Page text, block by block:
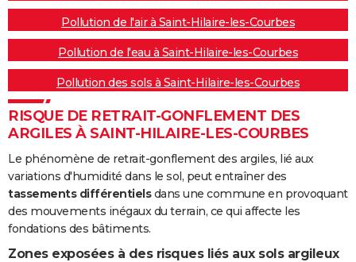
Pollution de l'air à Saint-Hilaire-les-Courbes
Pollution de l'eau à Saint-Hilaire-les-Courbes
Pollution des sols à Saint-Hilaire-les-Courbes
RISQUE DE RETRAIT-GONFLEMENT DES
ARGILES À SAINT-HILAIRE-LES-COURBES
Le phénomène de retrait-gonflement des argiles, lié aux
variations d'humidité dans le sol, peut entraîner des
tassements différentielsdans une commune en provoquant
des mouvements inégaux du terrain, ce qui affecte les
fondations des bâtiments.
Zones exposées à des risques liés aux sols argileux